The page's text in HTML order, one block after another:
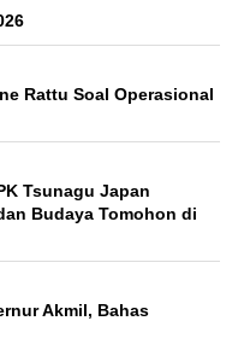
Rattu Soal Operasional
Tsunagu Japan
Budaya Tomohon di
Akmil, Bahas